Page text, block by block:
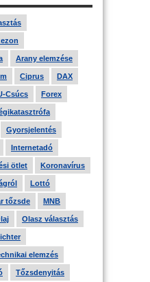
Arany elemzése
Ciprus DAX
Csúcs Forex
Gyorsjelentés
Internetadó
ötlet Koronavírus
Lottó
tőzsde MNB
Olasz választás
elemzés
Tőzsdenyitás